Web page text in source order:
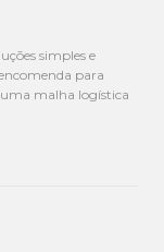
simples e
para
malha logística